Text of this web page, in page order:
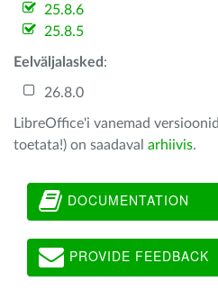
25.8.6
25.8.5
Eelväljalasked :
26.8.0
LibreOffice'i vanemad
toetata!) on saadaval arhiivis.
DOCUMENTATION
PROVIDE FEEDBACK